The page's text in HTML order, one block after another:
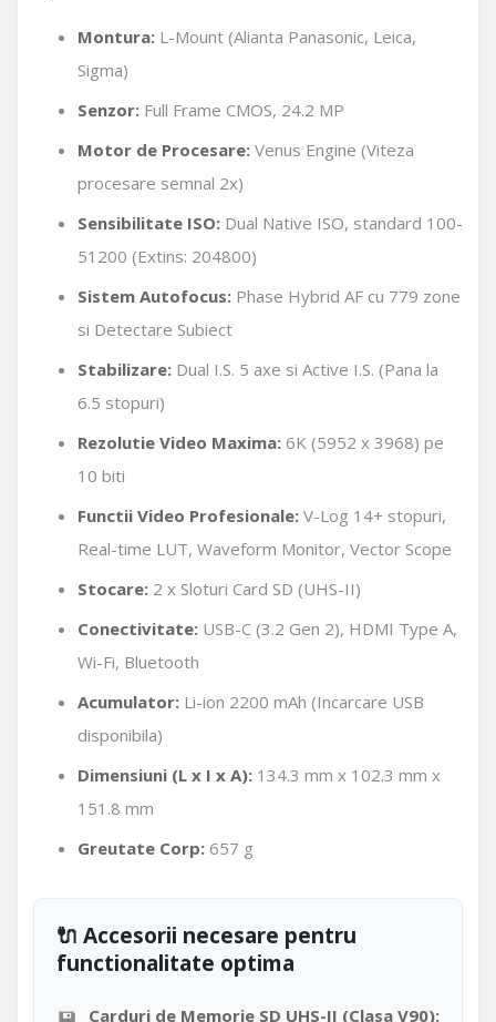
Montura: L-Mount (Alianta Panasonic, Leica,
Sigma)
Senzor: Full Frame CMOS, 24.2 MP
Motor de Procesare: Venus Engine (Viteza
procesare semnal 2x)
Sensibilitate ISO: Dual Native ISO, standard 100-
51200 (Extins: 204800)
Sistem Autofocus: Phase Hybrid AF cu 779 zone
si Detectare Subiect
Stabilizare: Dual I.S. 5 axe si Active I.S. (Pana la
6.5 stopuri)
Rezolutie Video Maxima: 6K (5952 x 3968) pe
10 biti
Functii Video Profesionale: V-Log 14+ stopuri,
Real-time LUT, Waveform Monitor, Vector Scope
Stocare: 2 x Sloturi Card SD (UHS-II)
Conectivitate: USB-C (3.2 Gen 2), HDMI Type A,
Wi-Fi, Bluetooth
Acumulator: Li-ion 2200 mAh (Incarcare USB
disponibila)
Dimensiuni (L x I x A): 134.3 mm x 102.3 mm x
151.8 mm
Greutate Corp: 657 g
🔌 Accesorii necesare pentru
functionalitate optima
Carduri de Memorie SD UHS-II (Clasa V90):